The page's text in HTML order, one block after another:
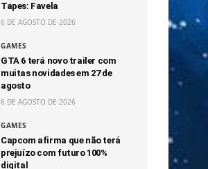
Tapes: Favela
6 DE AGOSTO DE 2026
GAMES
GTA 6 terá novo trailer com
muitas novidades em 27 de
agosto
6 DE AGOSTO DE 2026
GAMES
Capcom afirma que não terá
prejuízo com futuro 100%
digital